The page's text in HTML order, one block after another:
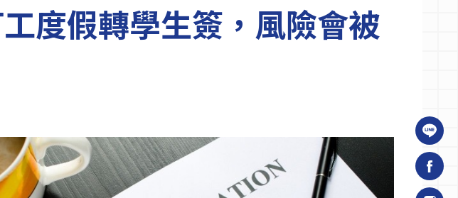
度假轉學生簽，風險會被